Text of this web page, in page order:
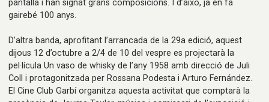
pantalla i han signat grans composicions. I d’això, ja en fa
gairebé 100 anys.
D’altra banda, aprofitant l’arrancada de la 29a edició, aquest
dijous 12 d’octubre a 2/4 de 10 del vespre es projectarà la
pel·lícula Un vaso de whisky de l’any 1958 amb direcció de Juli
Coll i protagonitzada per Rossana Podesta i Arturo Fernández.
El Cine Club Garbí organitza aquesta activitat que comptarà la